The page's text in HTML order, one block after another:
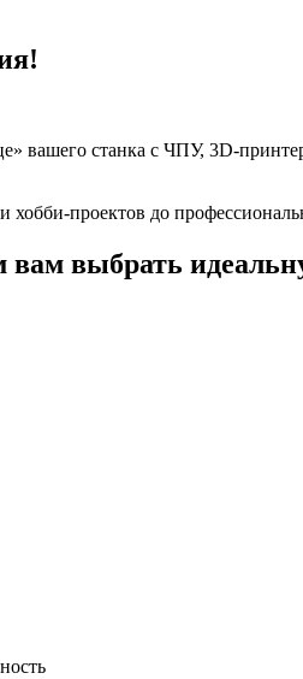
вашего станка с ЧПУ, 3D-
хобби-проектов до
выбрать